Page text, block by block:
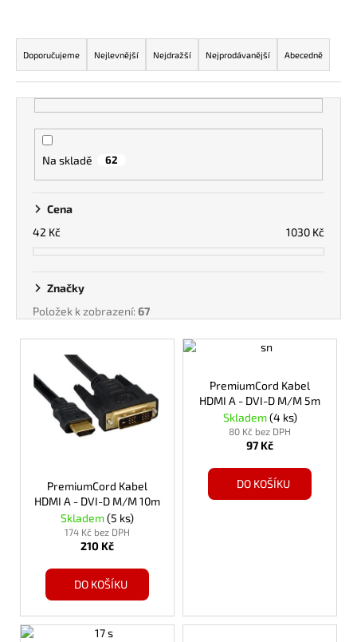
Ř
a
z
e
Doporučujeme Nejlevnější Nejdražší Nejprodávanější Abecedně
Na skladě 62
Cena
42 Kč 1030 Kč
Značky
Položek k zobrazení:67
V
PremiumCord Kabel
HDMI A - DVI-D M/M 10m
Skladem(5 ks)
174 Kč bez DPH
210 Kč
DO KOŠÍKU
PremiumCord Kabel
HDMI A - DVI-D M/M 5m
Skladem(4 ks)
80 Kč bez DPH
97 Kč
DO KOŠÍKU
í
?
HLEDAT